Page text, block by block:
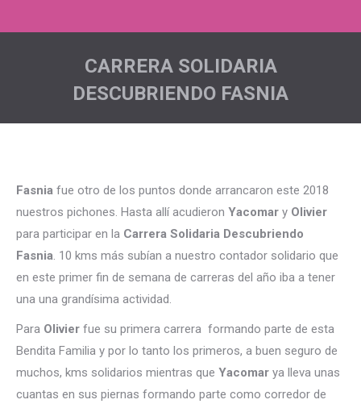
CARRERA SOLIDARIA
DESCUBRIENDO FASNIA
Fasnia fue otro de los puntos donde arrancaron este 2018
nuestros pichones. Hasta allí acudieron Yacomar y Olivier
para participar en la Carrera Solidaria Descubriendo
Fasnia. 10 kms más subían a nuestro contador solidario que
en este primer fin de semana de carreras del año iba a tener
una una grandísima actividad.
Para Olivier fue su primera carrera formando parte de esta
Bendita Familia y por lo tanto los primeros, a buen seguro de
muchos, kms solidarios mientras que Yacomar ya lleva unas
cuantas en sus piernas formando parte como corredor de